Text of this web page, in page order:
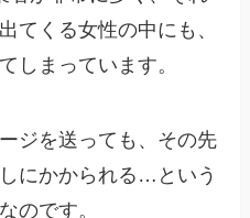
てくる女性の中にも、
しまっています。
ジを送っても、その先
にかかられる…という
のです。